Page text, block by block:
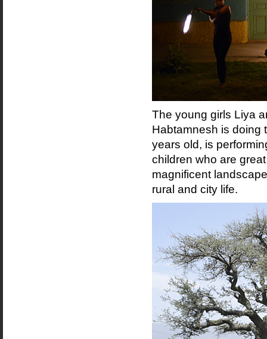
The young girls Liya
Habtamnesh is doing
years old, is
children who are
magnificent
rural and city life.